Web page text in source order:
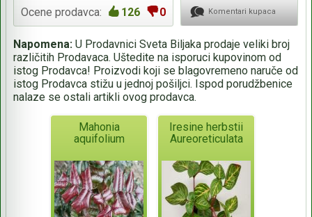
Ocene prodavca: 126 0 Komentari kupaca
Napomena: U Prodavnici Sveta Biljaka prodaje veliki broj
različitih Prodavaca. Uštedite na isporuci kupovinom od
istog Prodavca! Proizvodi koji se blagovremeno naruče od
istog Prodavca stižu u jednoj pošiljci. Ispod porudžbenice
nalaze se ostali artikli ovog prodavca.
Mahonia
aquifolium
Iresine herbstii
Aureoreticulata